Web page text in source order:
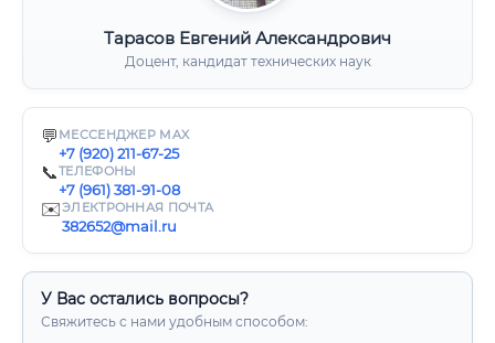
Тарасов Евгений Александрович
Доцент, кандидат технических наук
💬 МЕССЕНДЖЕР MAX
+7 (920) 211-67-25
📞ТЕЛЕФОНЫ
+7 (961) 381-91-08
✉️ЭЛЕКТРОННАЯ ПОЧТА
382652@mail.ru
У Вас остались вопросы?
Свяжитесь с нами удобным способом: